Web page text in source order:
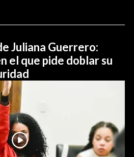
Juliana Guerrero:
el que pide doblar su